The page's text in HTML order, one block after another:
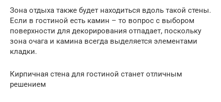
Зона отдыха также будет находиться вдоль такой стены.
Если в гостиной есть камин – то вопрос с выбором
поверхности для декорирования отпадает, поскольку
зона очага и камина всегда выделяется элементами
кладки.
Кирпичная стена для гостиной станет отличным
решением